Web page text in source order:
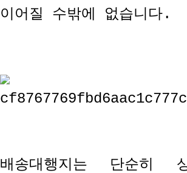
이어질 수밖에 없습니다.
배송대행지는 단순히